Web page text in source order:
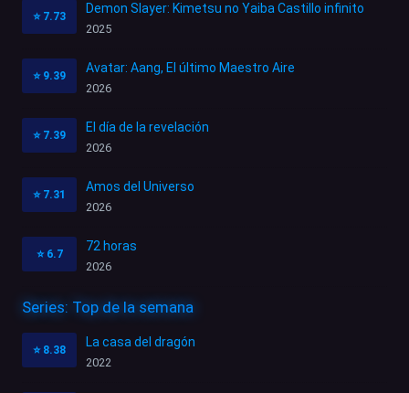
⭐ 7.73
Demon Slayer: Kimetsu no Yaiba Castillo infinito
2025
⭐ 9.39
Avatar: Aang, El último Maestro Aire
2026
⭐ 7.39
El día de la revelación
2026
⭐ 7.31
Amos del Universo
2026
⭐ 6.7
72 horas
2026
Series: Top de la semana
⭐ 8.38
La casa del dragón
2022